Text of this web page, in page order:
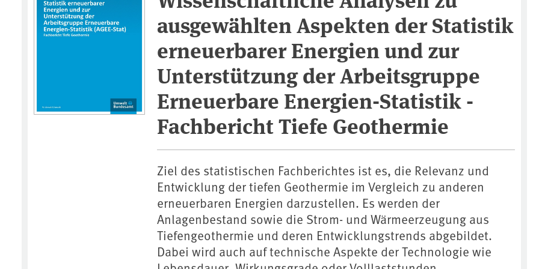
ausgewählten Aspekten der Statistik
erneuerbarer Energien und zur
Unterstützung der Arbeitsgruppe
Erneuerbare Energien-Statistik -
Fachbericht Tiefe Geothermie
Ziel des statistischen Fachberichtes ist es, die Relevanz und
Entwicklung der tiefen Geothermie im Vergleich zu anderen
erneuerbaren Energien darzustellen. Es werden der
Anlagenbestand sowie die Strom- und Wärmeerzeugung aus
Tiefengeothermie und deren Entwicklungstrends abgebildet.
Dabei wird auch auf technische Aspekte der Technologie wie